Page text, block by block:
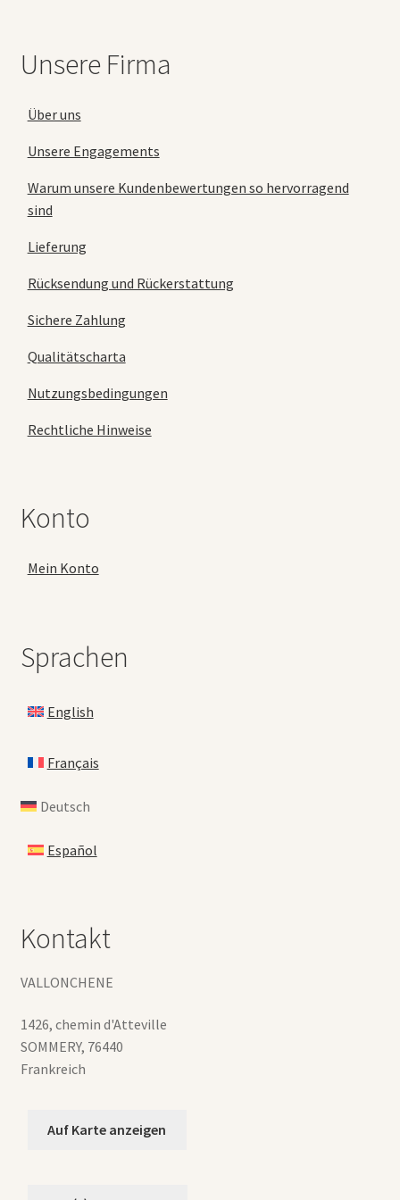
Unsere Firma
Über uns
Unsere Engagements
Warum unsere Kundenbewertungen so hervorragend
sind
Lieferung
Rücksendung und Rückerstattung
Sichere Zahlung
Qualitätscharta
Nutzungsbedingungen
Rechtliche Hinweise
Konto
Mein Konto
Sprachen
English
Français
Deutsch
Español
Kontakt
VALLONCHENE
1426, chemin d'Atteville
SOMMERY, 76440
Frankreich
Auf Karte anzeigen